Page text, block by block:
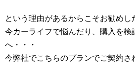
という理由があるからこそお勧めし
今カーライフで悩んだり、購入を検
へ・・・
今弊社でこちらのプランでご契約さ